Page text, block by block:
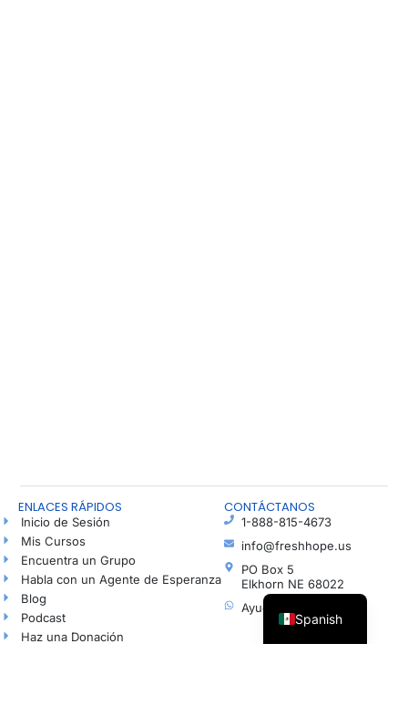
ENLACES RÁPIDOS
Inicio de Sesión
Mis Cursos
Encuentra un Grupo
Habla con un Agente de Esperanza
Blog
Podcast
Haz una Donación
CONTÁCTANOS
1-888-815-4673
info@freshhope.us
PO Box 5
Elkhorn NE 68022
Ayuda en español
Spanish